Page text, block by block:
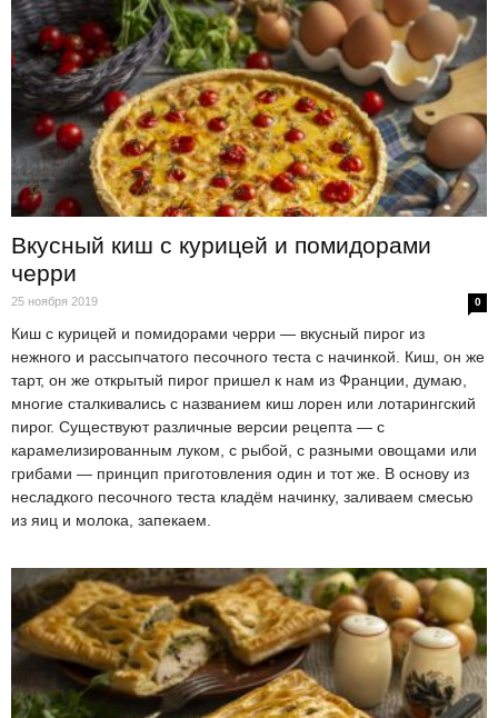
Вкусный киш с курицей и помидорами
черри
25 ноября 2019 0
Киш с курицей и помидорами черри — вкусный пирог из
нежного и рассыпчатого песочного теста с начинкой. Киш, он же
тарт, он же открытый пирог пришел к нам из Франции, думаю,
многие сталкивались с названием киш лорен или лотарингский
пирог. Существуют различные версии рецепта — с
карамелизированным луком, с рыбой, с разными овощами или
грибами — принцип приготовления один и тот же. В основу из
несладкого песочного теста кладём начинку, заливаем смесью
из яиц и молока, запекаем.